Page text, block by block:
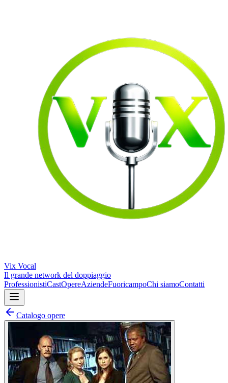
Vix Vocal
Il grande network del doppiaggio
ProfessionistiCastOpereAziendeFuoricampoChi siamoContatti
Catalogo opere